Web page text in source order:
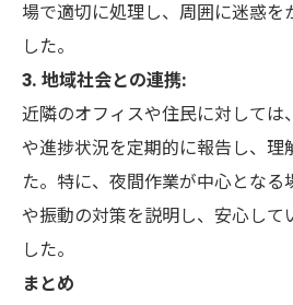
場で適切に処理し、周囲に迷惑を
した。
3. 地域社会との連携:
近隣のオフィスや住民に対しては
や進捗状況を定期的に報告し、理
た。特に、夜間作業が中心となる
や振動の対策を説明し、安心して
した。
まとめ